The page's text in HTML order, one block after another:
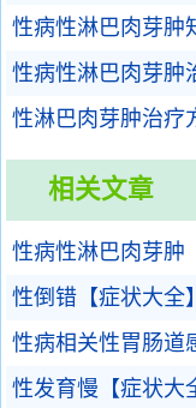
性病性淋巴肉芽肿
性病性淋巴肉芽肿
性淋巴肉芽肿治疗
相关文章
性病性淋巴肉芽肿
性倒错【症状大全】
性病相关性胃肠道
性发育慢【症状大